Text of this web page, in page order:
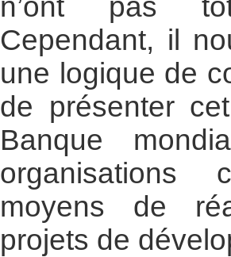
n’ont pas
Cependant, il
une logique de
de présenter
Banque
organisations
moyens de
projets de